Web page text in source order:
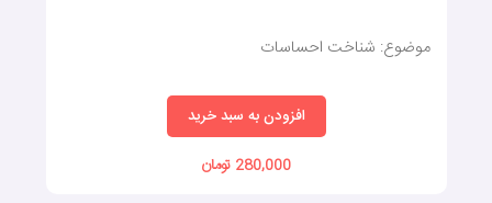
موضوع: شناخت احساسات
افزودن به سبد خرید
280,000 تومان